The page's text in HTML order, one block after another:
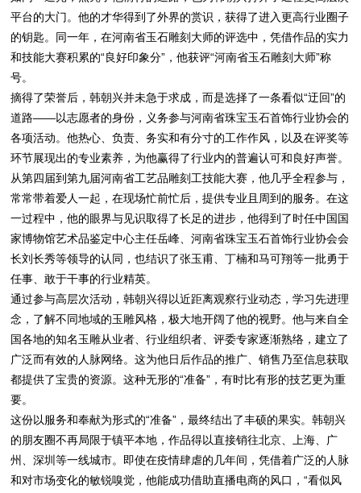
平台的大门。他的才华得到了外界的赏识，获得了进入更高行业圈子
的钥匙。同一年，在河南省玉石雕刻大师的评选中，凭借作品的实力
和技能大赛积累的“良好印象分”，他获评“河南省玉石雕刻大师”称
号。
摘得了荣誉后，韩朝兴并未急于求成，而是选择了一条看似“迂回”的
道路——以志愿者的身份，义务参与河南省珠宝玉石首饰行业协会的
各项活动。他热心、负责、务实和有分寸的工作作风，以及在评奖等
环节展现出的专业素养，为他赢得了行业内的普遍认可和良好声誉。
从第四届到第九届河南省工艺品雕刻工技能大赛，他几乎全程参与，
常常带着爱人一起，在现场忙前忙后，提供专业且周到的服务。在这
一过程中，他的眼界与见识取得了长足的进步，他得到了时任中国国
家博物馆艺术品鉴定中心主任岳峰、河南省珠宝玉石首饰行业协会会
长刘长秀等领导的认同，也结识了张玉甫、丁楠和马可翔等一批勇于
任事、敢于干事的行业精英。
通过参与高层次活动，韩朝兴得以近距离观察行业动态，学习先进理
念，了解不同地域的玉雕风格，极大地开阔了他的视野。他与来自全
国各地的知名玉雕从业者、行业组织者、评委专家逐渐熟络，建立了
广泛而有效的人脉网络。这为他日后作品的推广、销售乃至信息获取
都提供了宝贵的资源。这种无形的“准备”，有时比有形的技艺更为重
要。
这份以服务和奉献为形式的“准备”，最终结出了丰硕的果实。韩朝兴
的朋友圈不再局限于镇平本地，作品得以直接销往北京、上海、广
州、深圳等一线城市。即使在疫情肆虐的几年间，凭借着广泛的人脉
和对市场变化的敏锐嗅觉，他能成功借助直播电商的风口，“看似风